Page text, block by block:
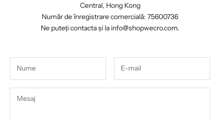
Central, Hong Kong
Număr de înregistrare comercială: 75600736
Ne puteți contacta și la info@shopwecro.com.